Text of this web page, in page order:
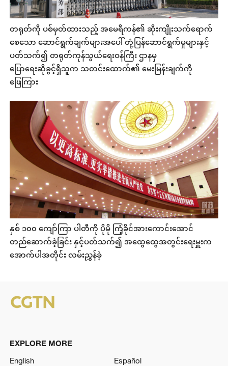
တရုတ်ကို ပစ်မှတ်ထားသည့် အမေရိကန်၏ ဆိုးကျိုးသက်ရောက်
စေသော ဆောင်ရွက်ချက်များအပေါ် တုံ့ပြန်ဆောင်ရွက်မှုများနှင့်
ပတ်သက်၍ တရုတ်ကုန်သွယ်ရေးဝန်ကြီး ဌာနမှ
ပြောရေးဆိုခွင့်ရှိသူက သတင်းထောက်၏ မေးမြန်းချက်ကို
ဖြေကြား
နှစ် ၁၀၀ ကျော်ကြာ ပါတီကို ပိုမို ကြံ့ခိုင်အားကောင်းအောင်
တည်ဆောက်ခဲ့ခြင်း နှင့်ပတ်သက်၍ အထွေထွေအတွင်းရေးမှူးက
အောက်ပါအတိုင်း လမ်းညွှန်ခဲ့
EXPLORE MORE
English
Español